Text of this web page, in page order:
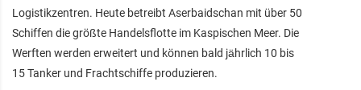
Logistikzentren. Heute betreibt Aserbaidschan mit über 50
Schiffen die größte Handelsflotte im Kaspischen Meer. Die
Werften werden erweitert und können bald jährlich 10 bis
15 Tanker und Frachtschiffe produzieren.